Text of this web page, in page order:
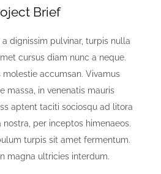
Brief
dignissim pulvinar, turpis nulla
cursus diam nunc a neque.
molestie accumsan. Vivamus
massa, in venenatis mauris
aptent taciti sociosqu ad litora
per inceptos himenaeos.
turpis sit amet fermentum.
magna ultricies interdum.